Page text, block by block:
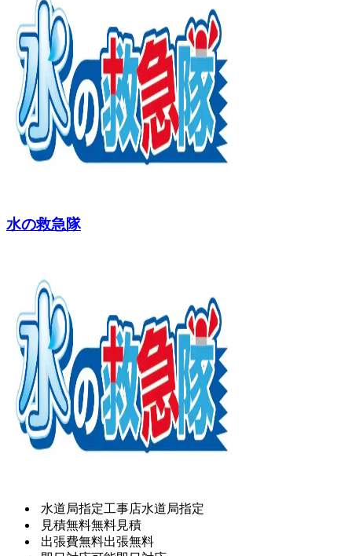
水の救急隊
水道局指定工事店水道局指定
見積無料無料見積
出張費無料出張無料